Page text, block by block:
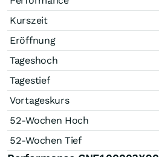
Kurszeit
Eröffnung
Tageshoch
Tagestief
Vortageskurs
52-Wochen Hoch
52-Wochen Tief